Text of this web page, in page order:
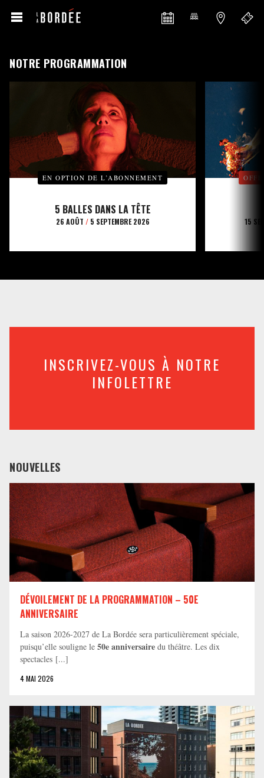
NOTRE PROGRAMMATION
EN OPTION DE L’ABONNEMENT
5 BALLES DANS LA TÊTE
26 AOÛT /5 SEPTEMBRE 2026 15
INSCRIVEZ-VOUS À NOTRE
INFOLETTRE
NOUVELLES
DÉVOILEMENT DE LA PROGRAMMATION – 50E
ANNIVERSAIRE
La saison 2026-2027 de La Bordée sera particulièrement spéciale,
puisqu’elle souligne le 50e anniversaire du théâtre. Les dix
spectacles [...]
4 MAI 2026